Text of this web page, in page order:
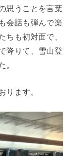
思うことを言葉
会話も弾んで楽
ちも初対面で、
降りて、雪山登
。
ります。